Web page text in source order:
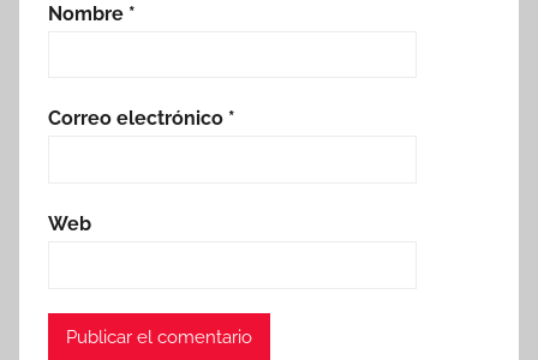
Nombre *
Correo electrónico *
Web